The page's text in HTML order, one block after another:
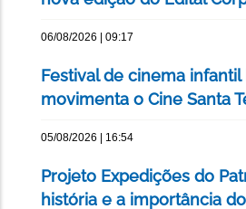
06/08/2026 | 09:17
Festival de cinema
movimenta o Cine Santa
05/08/2026 | 16:54
Projeto Expedições do
história e a importância